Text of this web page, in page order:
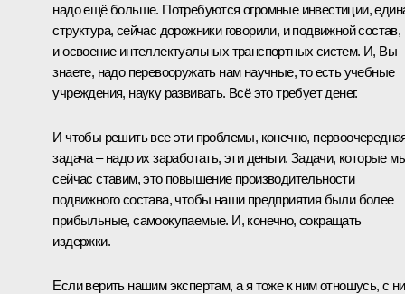
надо ещё больше. Потребуются огромные инвестиции,
структура, сейчас дорожники говорили, и подвижной состав,
и освоение интеллектуальных транспортных систем. И, Вы
знаете, надо перевооружать нам научные, то есть учебные
учреждения, науку развивать. Всё это требует денег.
И чтобы решить все эти проблемы, конечно,
задача – надо их заработать, эти деньги. Задачи, которые
сейчас ставим, это повышение производительности
подвижного состава, чтобы наши предприятия были более
прибыльные, самоокупаемые. И, конечно, сокращать
издержки.
Если верить нашим экспертам, а я тоже к ним отношусь, с